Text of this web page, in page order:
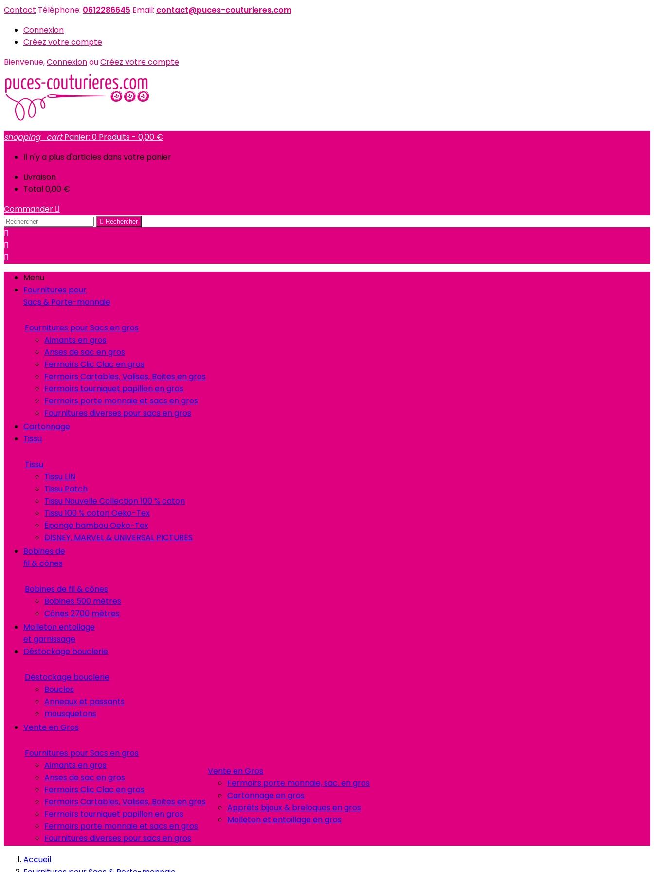
Contact Téléphone: 0612286645 Email: contact@puces-couturieres.com
Connexion
Créez votre compte
Bienvenue,ConnexionouCréez votre compte
shopping_cart Panier: 0 Produits - 0,00 €
Il n'y a plus d'articles dans votre panier
Livraison
Total0,00 €
Commander 
 Rechercher



Menu
Fournitures pour
Sacs & Porte-monnaie
Fournitures pour Sacs en gros
Aimants en gros
Anses de sac en gros
Fermoirs Clic Clac en gros
Fermoirs Cartables, Valises, Boites en gros
Fermoirs tourniquet papillon en gros
Fermoirs porte monnaie et sacs en gros
Fournitures diverses pour sacs en gros
Cartonnage
Tissu
Tissu
Tissu LIN
Tissu Patch
Tissu Nouvelle Collection 100 % coton
Tissu 100 % coton Oeko-Tex
Éponge bambou Oeko-Tex
DISNEY, MARVEL & UNIVERSAL PICTURES
Bobines de
fil & cônes
Bobines de fil & cônes
Bobines 500 mètres
Cônes 2700 mètres
Molleton entoilage
et garnissage
Déstockage bouclerie
Déstockage bouclerie
Boucles
Anneaux et passants
mousquetons
Vente en Gros
Fournitures pour Sacs en gros
Aimants en gros
Anses de sac en gros
Fermoirs Clic Clac en gros
Fermoirs Cartables, Valises, Boites en gros
Fermoirs tourniquet papillon en gros
Fermoirs porte monnaie et sacs en gros
Fournitures diverses pour sacs en gros
Vente en Gros
Fermoirs porte monnaie, sac. en gros
Cartonnage en gros
Apprêts bijoux & breloques en gros
Molleton et entoillage en gros
Accueil